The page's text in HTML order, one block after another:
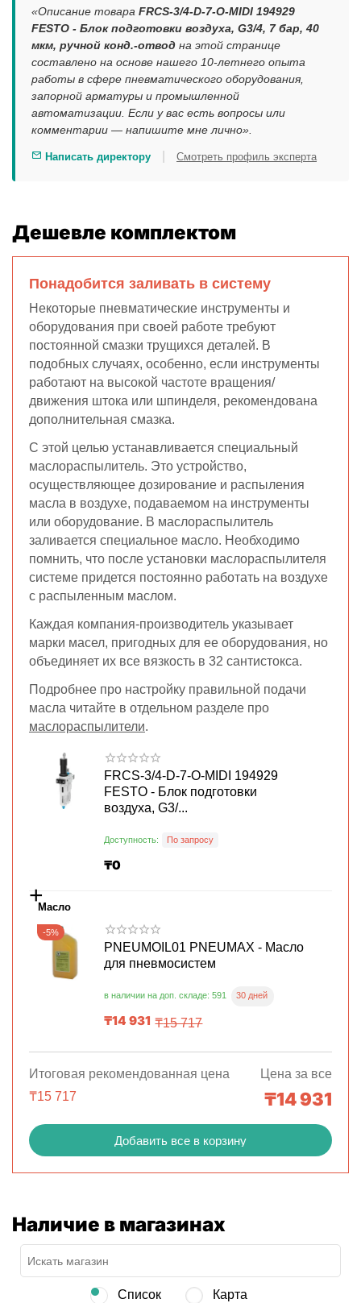
«Описание товара FRCS-3/4-D-7-O-MIDI 194929
FESTO - Блок подготовки воздуха, G3/4, 7 бар, 40
мкм, ручной конд.-отвод на этой странице
составлено на основе нашего 10-летнего опыта
работы в сфере пневматического оборудования,
запорной арматуры и промышленной
автоматизации. Если у вас есть вопросы или
комментарии — напишите мне лично».
Написать директору Смотреть профиль эксперта
Дешевле комплектом
Понадобится заливать в систему
Некоторые пневматические инструменты и
оборудования при своей работе требуют
постоянной смазки трущихся деталей. В
подобных случаях, особенно, если инструменты
работают на высокой частоте вращения/
движения штока или шпинделя, рекомендована
дополнительная смазка.
С этой целью устанавливается специальный
маслораспылитель. Это устройство,
осуществляющее дозирование и распыления
масла в воздухе, подаваемом на инструменты
или оборудование. В маслораспылитель
заливается специальное масло. Необходимо
помнить, что после установки маслораспылителя
системе придется постоянно работать на воздухе
с распыленным маслом.
Каждая компания-производитель указывает
марки масел, пригодных для ее оборудования, но
объединяет их все вязкость в 32 сантистокса.
Подробнее про настройку правильной подачи
масла читайте в отдельном разделе про
маслораспылители.
FRCS-3/4-D-7-O-MIDI 194929
FESTO - Блок подготовки
воздуха, G3/...
Доступность: По запросу
₸0
+Масло
-5%
PNEUMOIL01 PNEUMAX - Масло
для пневмосистем
в наличии на доп. складе: 591 30 дней
₸14 931 ₸15 717
Итоговая рекомендованная цена
₸15 717
Цена за все
₸14 931
Добавить все в корзину
Наличие в магазинах
Список Карта